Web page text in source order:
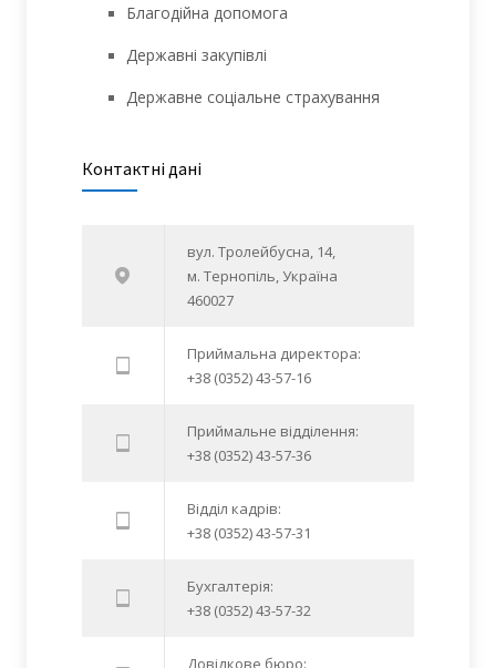
Благодійна допомога
Державні закупівлі
Державне соціальне страхування
Контактні дані
вул. Тролейбусна, 14,
м. Тернопіль, Україна
460027
Приймальна директора:
+38 (0352) 43-57-16
Приймальне відділення:
+38 (0352) 43-57-36
Відділ кадрів:
+38 (0352) 43-57-31
Бухгалтерія:
+38 (0352) 43-57-32
Довідкове бюро: